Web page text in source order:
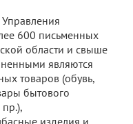
600 письменных
области и свыше
являются
товаров (обувь,
бытового
изделия и